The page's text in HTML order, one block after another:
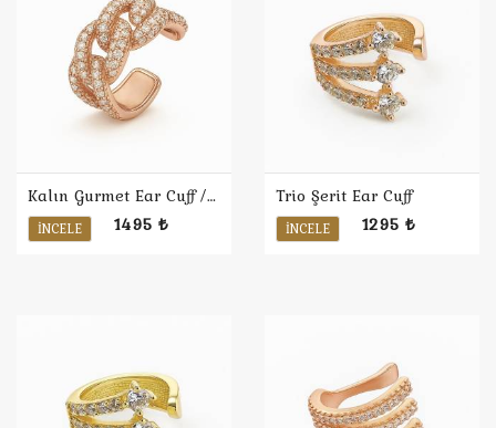
Kalın Gurmet Ear Cuff / Rose
İNCELE 1495 ₺
Trio Şerit Ear Cuff
İNCELE 1295 ₺